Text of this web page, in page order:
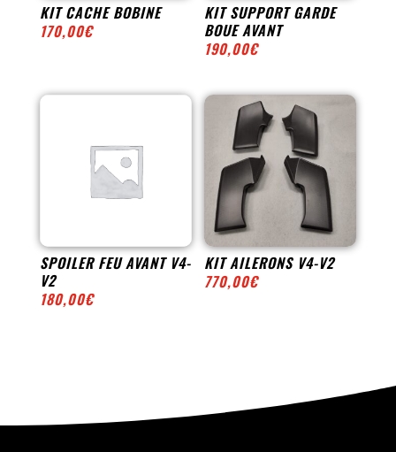
KIT CACHE BOBINE
170,00€
KIT SUPPORT GARDE
BOUE AVANT
190,00€
SPOILER FEU AVANT V4-
V2
180,00€
KIT AILERONS V4-V2
770,00€